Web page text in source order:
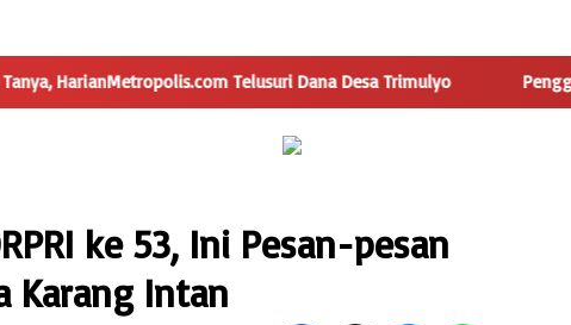
Telusuri Dana Desa Trimulyo Pengguna Jalan
ke 53, Ini Pesan-pesan
Karang Intan